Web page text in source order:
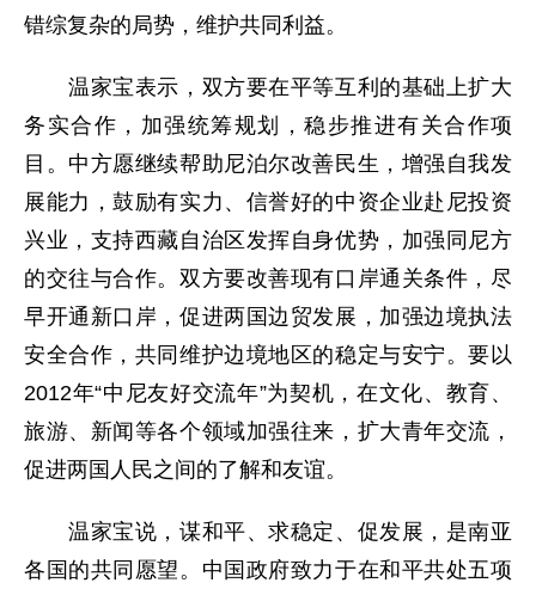
错综复杂的局势，维护共同利益。
温家宝表示，双方要在平等互利的基础上扩大
务实合作，加强统筹规划，稳步推进有关合作项
目。中方愿继续帮助尼泊尔改善民生，增强自我发
展能力，鼓励有实力、信誉好的中资企业赴尼投资
兴业，支持西藏自治区发挥自身优势，加强同尼方
的交往与合作。双方要改善现有口岸通关条件，尽
早开通新口岸，促进两国边贸发展，加强边境执法
安全合作，共同维护边境地区的稳定与安宁。要以
2012年“中尼友好交流年”为契机，在文化、教育、
旅游、新闻等各个领域加强往来，扩大青年交流，
促进两国人民之间的了解和友谊。
温家宝说，谋和平、求稳定、促发展，是南亚
各国的共同愿望。中国政府致力于在和平共处五项